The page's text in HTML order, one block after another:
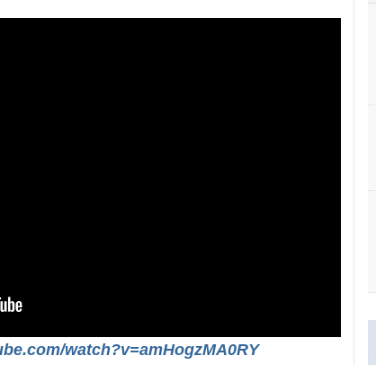
watch?v=amHogzMA0RY